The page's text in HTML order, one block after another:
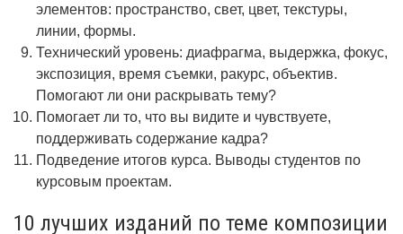
элементов: пространство, свет, цвет, текстуры,
линии, формы.
Технический уровень: диафрагма, выдержка, фокус,
экспозиция, время съемки, ракурс, объектив.
Помогают ли они раскрывать тему?
Помогает ли то, что вы видите и чувствуете,
поддерживать содержание кадра?
Подведение итогов курса. Выводы студентов по
курсовым проектам.
10 лучших изданий по теме композиции